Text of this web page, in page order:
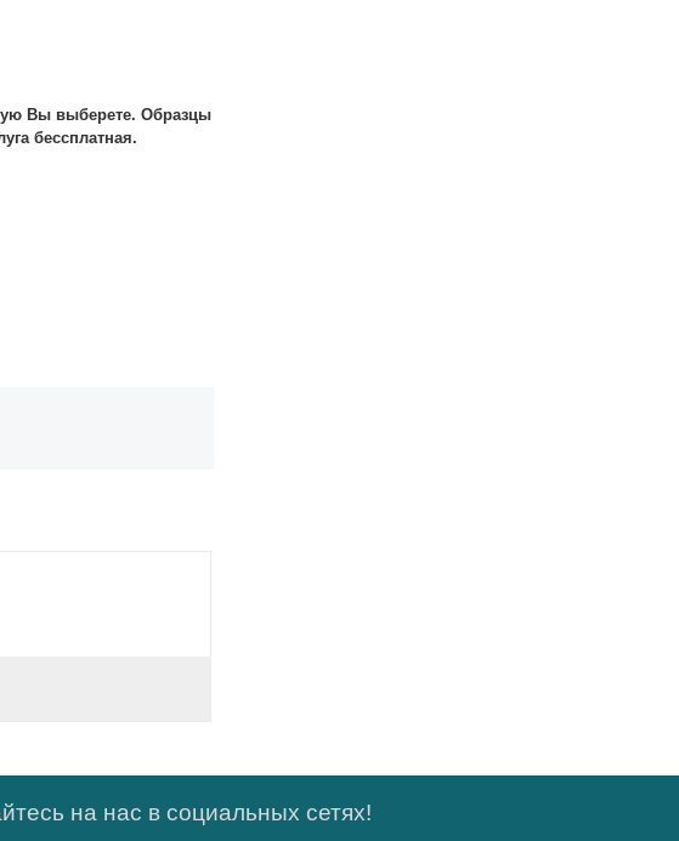
Вы выберете. Образцы
бессплатная.
на нас в социальных сетях!